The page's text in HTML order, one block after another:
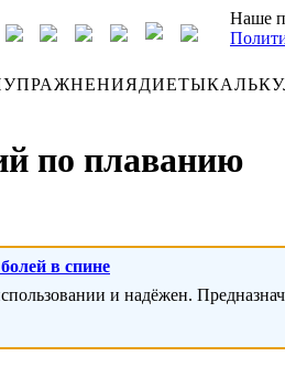
Наше
УПРАЖНЕНИЯДИЕТЫ
по плаванию
в спине
и надёжен.